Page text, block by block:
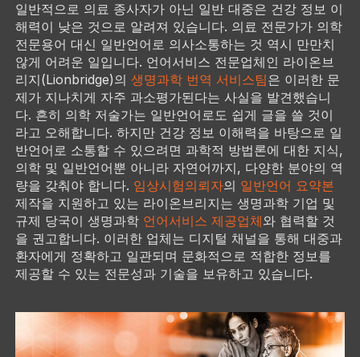
일반적으로 의료 종사자가 아닌 일반 대중은 건강 정보 이
해력이 낮은 것으로 알려져 있습니다. 의료 전문가가 의학
전문용어 대신 일반언어로 의사소통하는 것 역시 만만치
않게 어려운 일입니다. 언어서비스 전문업체인 라이온브
리지(Lionbridge)의 생명과학 번역 서비스팀은 이러한 문
제가 지나치게 자주 과소평가된다는 사실을 발견했습니
다. 흔히 의학 저술가는 일반언어로도 쉽게 글을 쓸 것이
라고 오해합니다. 하지만 건강 정보 이해력을 바탕으로 일
반언어로 소통할 수 있으려면 과학적 방법론에 대한 지식,
의학 및 일반언어뿐 아니라 자연어까지, 다양한 분야의 역
량을 갖춰야 합니다. 임상시험의뢰자의 일반언어 요약본
제작을 지원하고 있는 라이온브리지는 생명과학 기업 및
규제 당국이 생명과학 언어서비스 제공업체와 협력할 것
을 권고합니다. 이러한 업체는 디지털 채널을 통해 대중과
환자에게 정확하고 일관되며 문화적으로 적합한 정보를
제공할 수 있는 전문성과 기술을 보유하고 있습니다.